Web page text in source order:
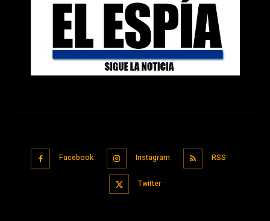
Facebook Instagram RSS
Twitter